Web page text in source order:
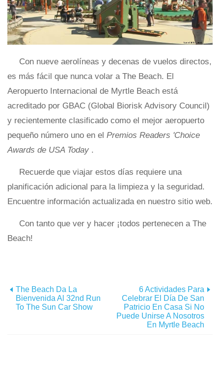
Con nueve aerolíneas y decenas de vuelos directos,
es más fácil que nunca volar a The Beach. El
Aeropuerto Internacional de Myrtle Beach está
acreditado por GBAC (Global Biorisk Advisory Council)
y recientemente clasificado como el mejor aeropuerto
pequeño número uno en el Premios Readers 'Choice
Awards de USA Today .
Recuerde que viajar estos días requiere una
planificación adicional para la limpieza y la seguridad.
Encuentre información actualizada en nuestro sitio web.
Con tanto que ver y hacer ¡todos pertenecen a The
Beach!
The Beach Da La
Bienvenida Al 32nd Run
To The Sun Car Show
6 Actividades Para
Celebrar El Día De San
Patricio En Casa Si No
Puede Unirse A Nosotros
En Myrtle Beach